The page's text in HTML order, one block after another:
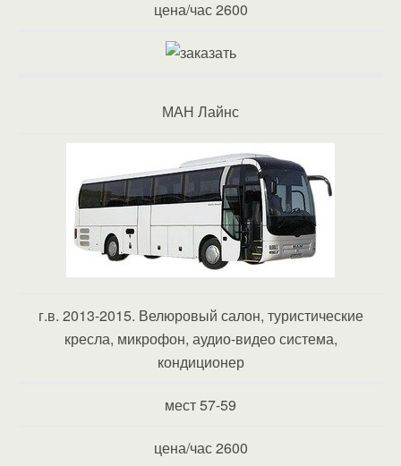
цена/час 2600
МАН Лайнс
г.в. 2013-2015. Велюровый салон, туристические
кресла, микрофон, аудио-видео система,
кондиционер
мест 57-59
цена/час 2600